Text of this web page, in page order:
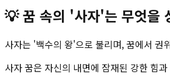
💡꿈 속의 '사자'는 무엇을
사자는 '백수의 왕'으로 불리며, 꿈에서 권
사자 꿈은 자신의 내면에 잠재된 강한 힘